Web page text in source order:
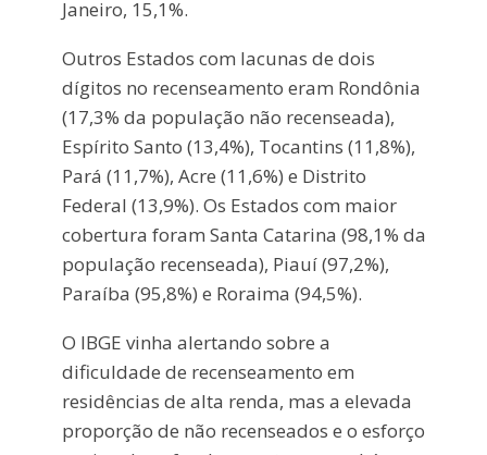
Janeiro, 15,1%.
Outros Estados com lacunas de dois
dígitos no recenseamento eram Rondônia
(17,3% da população não recenseada),
Espírito Santo (13,4%), Tocantins (11,8%),
Pará (11,7%), Acre (11,6%) e Distrito
Federal (13,9%). Os Estados com maior
cobertura foram Santa Catarina (98,1% da
população recenseada), Piauí (97,2%),
Paraíba (95,8%) e Roraima (94,5%).
O IBGE vinha alertando sobre a
dificuldade de recenseamento em
residências de alta renda, mas a elevada
proporção de não recenseados e o esforço